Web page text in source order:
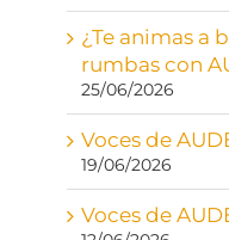
¿Te animas a
rumbas con
25/06/2026
Voces de
19/06/2026
Voces de